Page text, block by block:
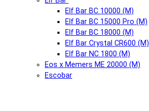
Elf Bar BC 10000 (М)
Elf Bar BC 15000 Pro (М)
Elf Bar BC 18000 (М)
Elf Bar Crystal CR600 (М)
Elf Bar NC 1800 (М)
Eos x Memers ME 20000 (М)
Escobar